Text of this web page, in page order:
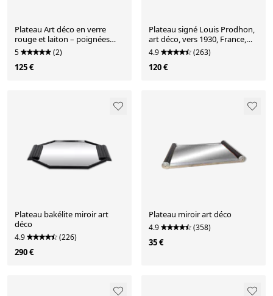
Plateau Art déco en verre
rouge et laiton – poignées
bakélite, vers 1930
5 (2)
125 €
Plateau signé Louis Prodhon,
art déco, vers 1930, France,
palissandre
4.9 (263)
120 €
Plateau bakélite miroir art
déco
4.9 (226)
290 €
Plateau miroir art déco
4.9 (358)
35 €